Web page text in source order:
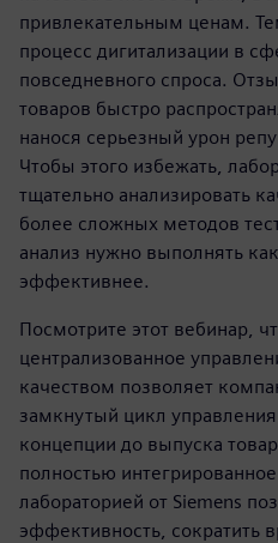
привлекательным ценам.
процесс дигитализации в
повседневного спроса.
товаров быстро
нанося серьезный урон
Чтобы этого избежать,
тщательно анализировать
более сложных методов
анализ нужно выполнять
эффективнее.
Посмотрите этот вебинар,
централизованное
качеством позволяет
замкнутый цикл
концепции до выпуска
полностью
лабораторией от Siemens
эффективность, сократить